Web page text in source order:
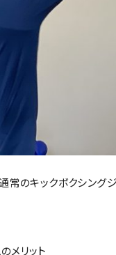
常のキックボクシング
メリット